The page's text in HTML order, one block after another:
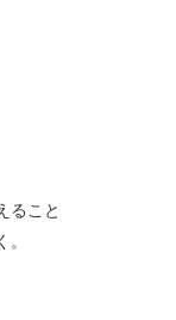
ること